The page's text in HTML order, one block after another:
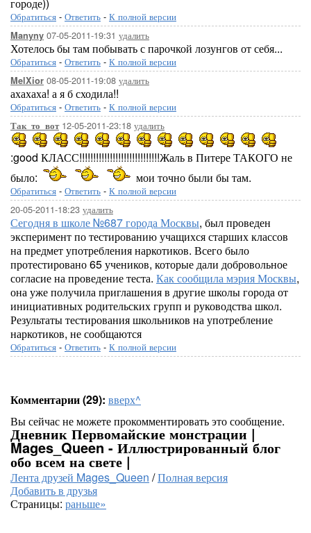
Обратиться - Ответить - К полной версии
Manyny 07-05-2011-19:31 удалить
Хотелось бы там побывать с парочкой лозунгов от себя...
Обратиться - Ответить - К полной версии
MelXior 08-05-2011-19:08 удалить
ахахаха! а я б сходила!!
Обратиться - Ответить - К полной версии
Так_то_вот12-05-2011-23:18 удалить
:good КЛАСС!!!!!!!!!!!!!!!!!!!!!!!!!!!!!Жаль в Питере ТАКОГО не
было:
мои точно были бы там.
Обратиться - Ответить - К полной версии
20-05-2011-18:23 удалить
Сегодня в школе №687 города Москвы, был проведен
эксперимент по тестированию учащихся старших классов
на предмет употребления наркотиков. Всего было
протестировано 65 учеников, которые дали добровольное
согласие на проведение теста. Как сообщила мэрия Москвы,
она уже получила приглашения в другие школы города от
инициативных родительских групп и руководства школ.
Результаты тестирования школьников на употребление
наркотиков, не сообщаются
Обратиться - Ответить - К полной версии
Комментарии (29): вверх^
Вы сейчас не можете прокомментировать это сообщение.
Дневник Первомайские монстрации |
Mages_Queen - Иллюстрированный блог
обо всем на свете |
Лента друзей Mages_Queen /Полная версия
Добавить в друзья
Страницы: раньше»